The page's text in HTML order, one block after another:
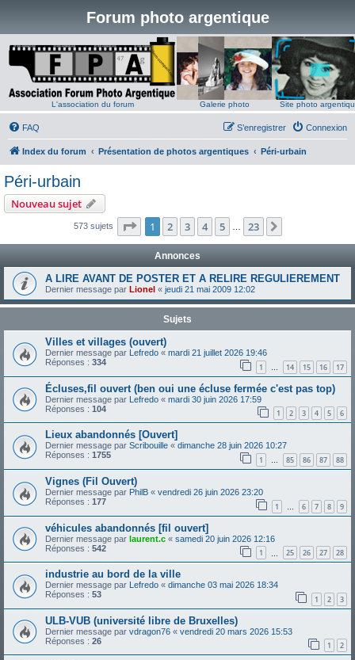
Forum photo argentique
L'association du forum Galerie photo Site photo
FAQ Connexion
S’enregistrer
Index du forum Présentation de photos argentiques Péri-urbain
Péri-urbain
Nouveau sujet
573 sujets Page 1sur23
1 2 3 4 5 23
Annonces
A LIRE AVANT DE POSTER ET A RELIRE REGULIEREMENT
Dernier message par Lionel « jeudi 21 mai 2009 12:02
Sujets
Villes et villages (ouvert)
Dernier message par Lefredo « mardi 21 juillet 2026 19:46
Réponses : 334 1 … 14 15 16 17
Écluses,fil ouvert (ben oui une écluse fermée c'est pas top)
Dernier message par Lefredo « mardi 30 juin 2026 17:59
Réponses : 104 1 2 3 4 5 6
Lieux abandonnés [Ouvert]
Dernier message par Scribouille « dimanche 28 juin 2026 10:27
Réponses : 1755 1 … 85 86 87 88
Vignes (Fil Ouvert)
Dernier message par PhilB « vendredi 26 juin 2026 23:20
Réponses : 177 1 … 6 7 8 9
véhicules abandonnés [fil ouvert]
Dernier message par laurent.c « samedi 20 juin 2026 12:16
Réponses : 542 1 25 26 27 28
industrie au bord de la ville
Dernier message par Lefredo « dimanche 03 mai 2026 18:34
Réponses : 53 1 2 3
ULB-VUB (université libre de Bruxelles)
Dernier message par vdragon76 « vendredi 20 mars 2026 15:53
Réponses : 26 1 2